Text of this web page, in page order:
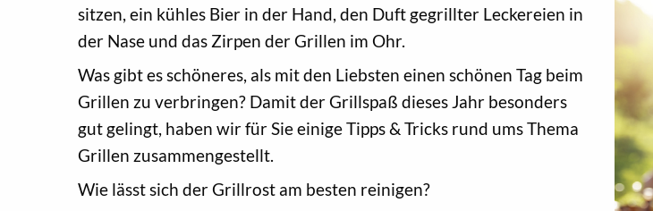
sitzen, ein kühles Bier in der Hand, den Duft gegrillter Leckereien in
der Nase und das Zirpen der Grillen im Ohr.
Was gibt es schöneres, als mit den Liebsten einen schönen Tag beim
Grillen zu verbringen? Damit der Grillspaß dieses Jahr besonders
gut gelingt, haben wir für Sie einige Tipps & Tricks rund ums Thema
Grillen zusammengestellt.
Wie lässt sich der Grillrost am besten reinigen?